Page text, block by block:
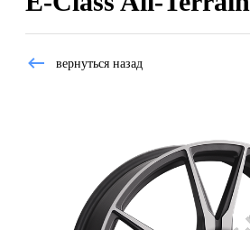
вернуться назад